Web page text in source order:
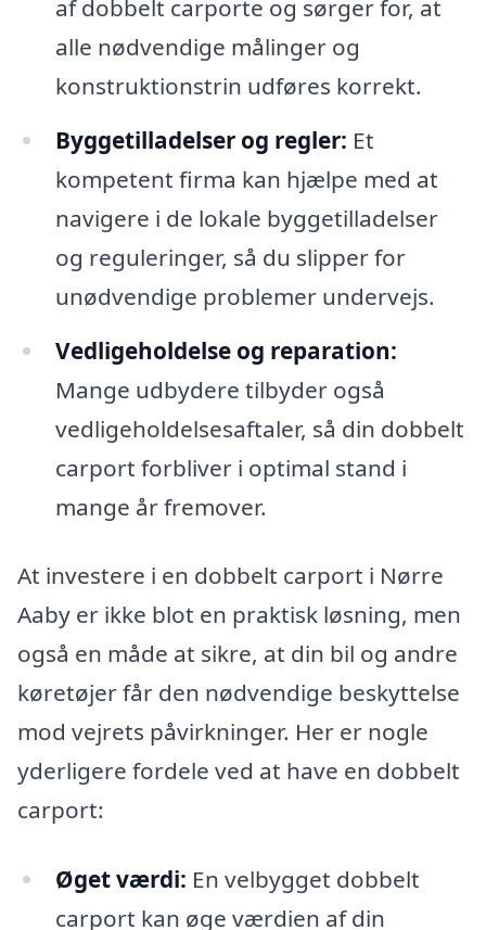
af dobbelt carporte og sørger for, at
alle nødvendige målinger og
konstruktionstrin udføres korrekt.
Byggetilladelser og regler: Et
kompetent firma kan hjælpe med at
navigere i de lokale byggetilladelser
og reguleringer, så du slipper for
unødvendige problemer undervejs.
Vedligeholdelse og reparation:
Mange udbydere tilbyder også
vedligeholdelsesaftaler, så din dobbelt
carport forbliver i optimal stand i
mange år fremover.
At investere i en dobbelt carport i Nørre
Aaby er ikke blot en praktisk løsning, men
også en måde at sikre, at din bil og andre
køretøjer får den nødvendige beskyttelse
mod vejrets påvirkninger. Her er nogle
yderligere fordele ved at have en dobbelt
carport:
Øget værdi: En velbygget dobbelt
carport kan øge værdien af din